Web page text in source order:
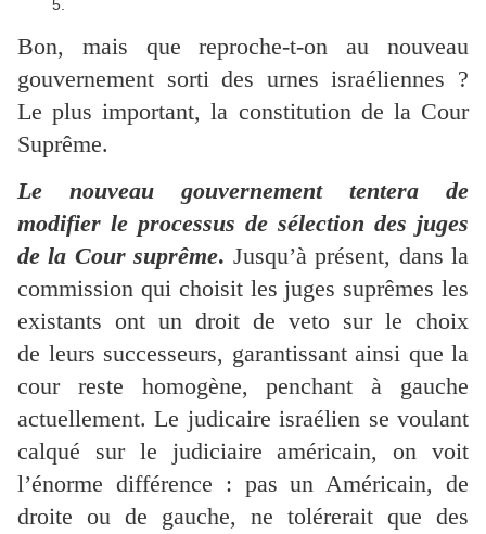
Bon, mais que reproche-t-on au nouveau
gouvernement sorti des urnes israéliennes ?
Le plus important, la constitution de la Cour
Suprême.
Le nouveau gouvernement tentera de
modifier le processus de sélection des juges
de la Cour suprême. Jusqu’à présent, dans la
commission qui choisit les juges suprêmes les
existants ont un droit de veto sur le choix
de leurs successeurs, garantissant ainsi que la
cour reste homogène, penchant à gauche
actuellement. Le judicaire israélien se voulant
calqué sur le judiciaire américain, on voit
l’énorme différence : pas un Américain, de
droite ou de gauche, ne tolérerait que des